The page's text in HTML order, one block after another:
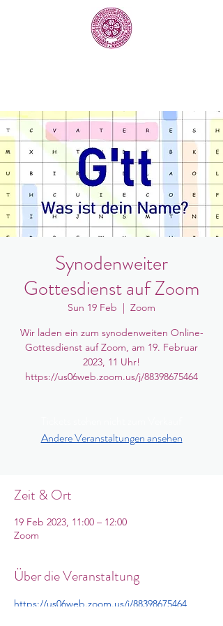
Synodenweiter
Gottesdienst auf Zoom
Sun 19 Feb
  |
Zoom
Wir laden ein zum synodenweiten Online-
Gottesdienst auf Zoom, am 19. Februar
2023, 11 Uhr!
Andere Veranstaltungen ansehen
Zeit & Ort
19 Feb 2023, 11:00 – 12:00
Zoom
Über die Veranstaltung
https://us06web.zoom.us/j/88398675464